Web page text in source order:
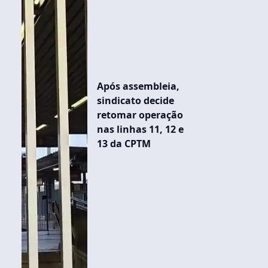
Após assembleia,
sindicato decide
retomar operação
nas linhas 11, 12 e
13 da CPTM